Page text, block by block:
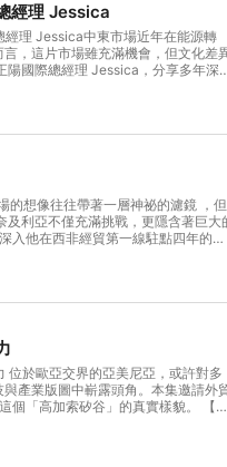
經理 Jessica
理 Jessica中東市場近年在能源轉
，這片市場雖充滿機會，但文化差
國際總經理 Jessica，分享多年深
🔸 杜拜與區域市場布局策略🔸 商務文
【歡迎至各平台收聽經貿
https://reurl.cc/b7mQpy •Fistory ht
reurl.cc/b7mQrl •Pocket
reurl.cc/klozkd•SoundON
的想像往往帶著一層神祕的濾鏡 ，但
利亞不僅充滿挑戰，更隱含著巨大
入他在西非經貿第一線駐點四年的深
reurl.cc/b7mQrl •Pocket
reurl.cc/klozkd•SoundON https
www.instagram.com/taitra_taiw
@TAITRAstudio/videos Powered by Firstory Hosting
產業版圖中嶄露頭角。本集邀請外
高加索矽谷」的真實樣貌。 【本